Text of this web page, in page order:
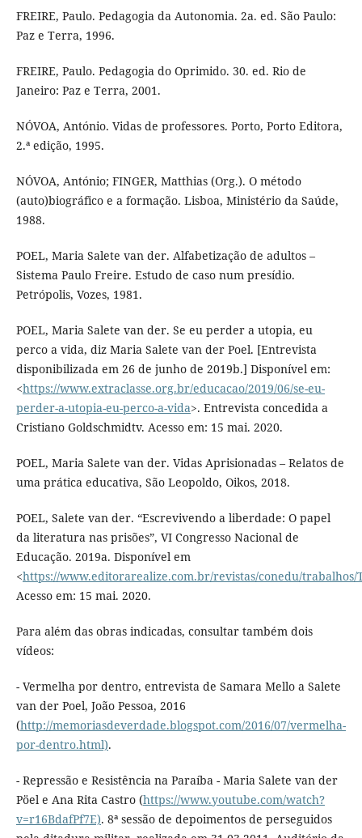
FREIRE, Paulo. Pedagogia da Autonomia. 2a. ed. São Paulo:
Paz e Terra, 1996.
FREIRE, Paulo. Pedagogia do Oprimido. 30. ed. Rio de
Janeiro: Paz e Terra, 2001.
NÓVOA, António. Vidas de professores. Porto, Porto Editora,
2.ª edição, 1995.
NÓVOA, António; FINGER, Matthias (Org.). O método
(auto)biográfico e a formação. Lisboa, Ministério da Saúde,
1988.
POEL, Maria Salete van der. Alfabetização de adultos –
Sistema Paulo Freire. Estudo de caso num presídio.
Petrópolis, Vozes, 1981.
POEL, Maria Salete van der. Se eu perder a utopia, eu
perco a vida, diz Maria Salete van der Poel. [Entrevista
disponibilizada em 26 de junho de 2019b.] Disponível em:
<https://www.extraclasse.org.br/educacao/2019/06/se-eu-
perder-a-utopia-eu-perco-a-vida>. Entrevista concedida a
Cristiano Goldschmidtv. Acesso em: 15 mai. 2020.
POEL, Maria Salete van der. Vidas Aprisionadas – Relatos de
uma prática educativa, São Leopoldo, Oikos, 2018.
POEL, Salete van der. “Escrevivendo a liberdade: O papel
da literatura nas prisões”, VI Congresso Nacional de
Educação. 2019a. Disponível em
<https://www.editorarealize.com.br/revistas/conedu/trabalhos/
Acesso em: 15 mai. 2020.
Para além das obras indicadas, consultar também dois
vídeos:
- Vermelha por dentro, entrevista de Samara Mello a Salete
van der Poel, João Pessoa, 2016
(http://memoriasdeverdade.blogspot.com/2016/07/vermelha-
por-dentro.html).
- Repressão e Resistência na Paraíba - Maria Salete van der
Pöel e Ana Rita Castro (https://www.youtube.com/watch?
v=r16BdafPf7E). 8ª sessão de depoimentos de perseguidos